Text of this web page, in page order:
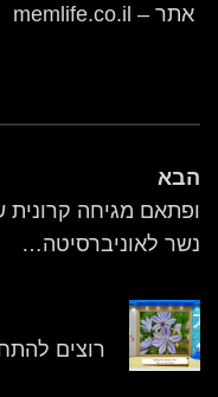
אתר – memlife.co.il
הבא
ופתאם מגיחה קרונית
נשר לאוניברסיטה…
רוצים